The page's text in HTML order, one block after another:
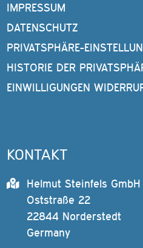
IMPRESSUM
DATENSCHUTZ
PRIVATSPHÄRE-
HISTORIE DER
EINWILLIGUNGEN
KONTAKT
Helmut Steinfels GmbH
Oststraße 22
22844 Norderstedt
Germany